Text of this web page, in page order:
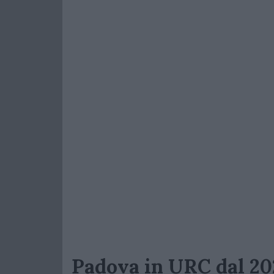
Padova in URC dal